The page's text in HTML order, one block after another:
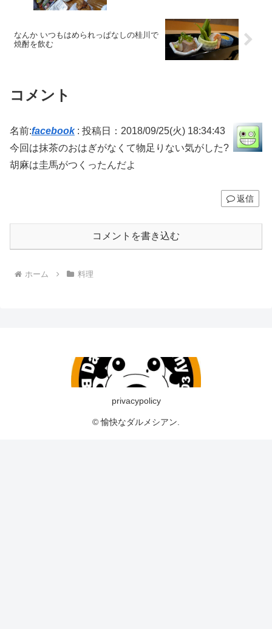
なんか いつもはめられっぱなしの桂川で
焼酎を飲む
コメント
名前:facebook: 投稿日：2018/09/25(火) 18:34:43
今回は抹茶のおはぎがなくて物足りない気がした?
胡麻は圭馬がつくったんだよ
返信
コメントを書き込む
ホーム 料理
privacypolicy
© 愉快なダルメシアン.